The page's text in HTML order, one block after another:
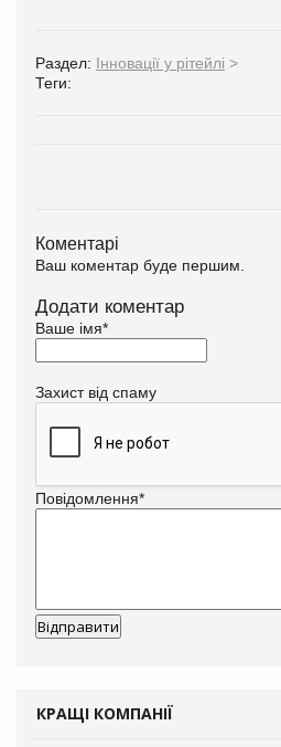
Раздел: Інновації у рітейлі >
Теги:
Коментарі
Ваш коментар буде першим.
Додати коментар
Ваше імя*
Захист від спаму
Повідомлення*
КРАЩІ КОМПАНІЇ